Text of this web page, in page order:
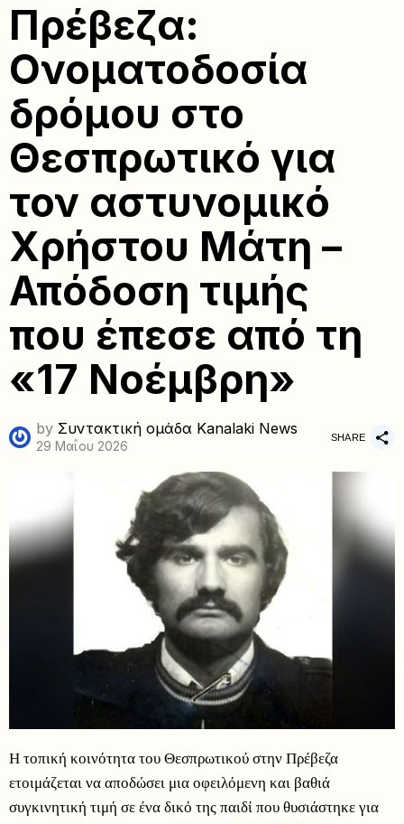
Πρέβεζα:
Ονοματοδοσία
δρόμου στο
Θεσπρωτικό για
τον αστυνομικό
Χρήστου Μάτη –
Απόδοση τιμής
που έπεσε από τη
«17 Νοέμβρη»
by Συντακτική ομάδα Kanalaki News
29 Μαΐου 2026
SHARE
Η τοπική κοινότητα του Θεσπρωτικού στην Πρέβεζα
ετοιμάζεται να αποδώσει μια οφειλόμενη και βαθιά
συγκινητική τιμή σε ένα δικό της παιδί που θυσιάστηκε για